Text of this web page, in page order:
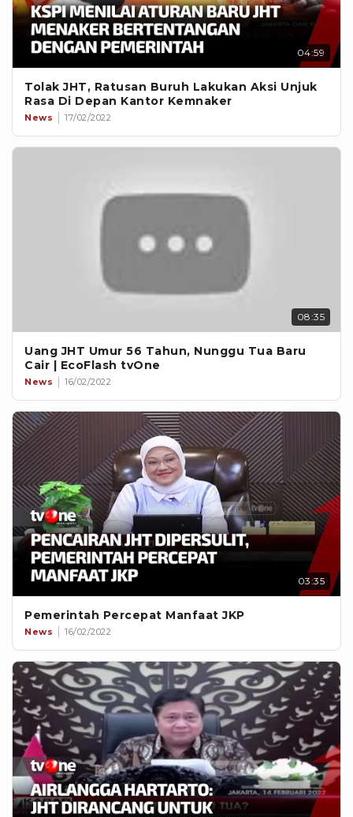
04:59
Tolak JHT, Ratusan Buruh Lakukan Aksi Unjuk
Rasa Di Depan Kantor Kemnaker
News 17/02/2022
08:35
Uang JHT Umur 56 Tahun, Nunggu Tua Baru
Cair | EcoFlash tvOne
News 16/02/2022
03:35
Pemerintah Percepat Manfaat JKP
News 16/02/2022